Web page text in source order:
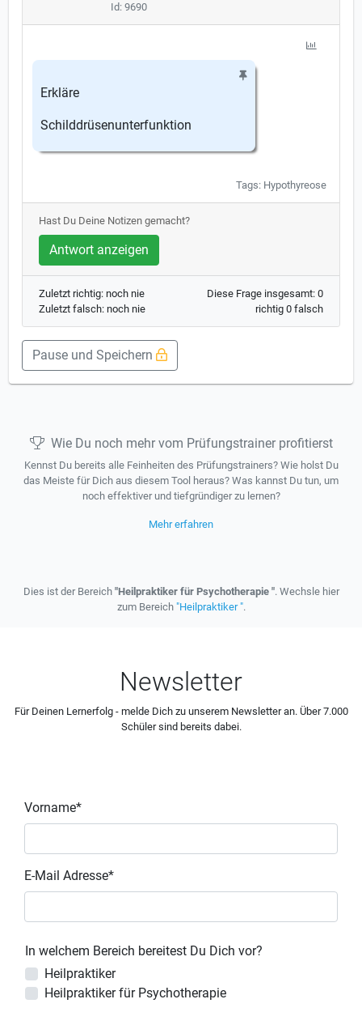
Id: 9690
Erkläre
Schilddrüsenunterfunktion
Tags: Hypothyreose
Hast Du Deine Notizen gemacht?
Antwort anzeigen
Zuletzt richtig: noch nie
Zuletzt falsch: noch nie
Diese Frage insgesamt: 0
richtig 0 falsch
Pause und Speichern
Wie Du noch mehr vom Prüfungstrainer profitierst
Kennst Du bereits alle Feinheiten des Prüfungstrainers? Wie holst Du
das Meiste für Dich aus diesem Tool heraus? Was kannst Du tun, um
noch effektiver und tiefgründiger zu lernen?
Mehr erfahren
Dies ist der Bereich "Heilpraktiker für Psychotherapie ". Wechsle hier
zum Bereich "Heilpraktiker ".
Newsletter
Für Deinen Lernerfolg - melde Dich zu unserem Newsletter an. Über 7.000
Schüler sind bereits dabei.
Vorname*
E-Mail Adresse*
In welchem Bereich bereitest Du Dich vor?
Heilpraktiker
Heilpraktiker für Psychotherapie